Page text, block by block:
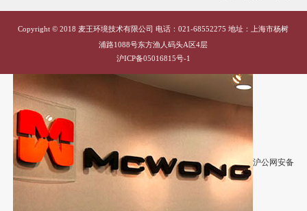
Copyright © 2018 麦王环境技术有限公司 电话：021-68552275 地址：上海市杨树
浦路1088号东方渔人码头A区4层
沪ICP备05016815号-1
沪公网安备